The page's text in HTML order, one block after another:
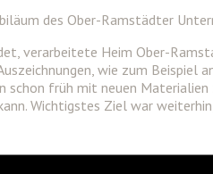
des Ober-Ramstädter
verarbeitete Heim Ober-
wie zum
schon früh mit neuen
Wichtigstes Ziel war